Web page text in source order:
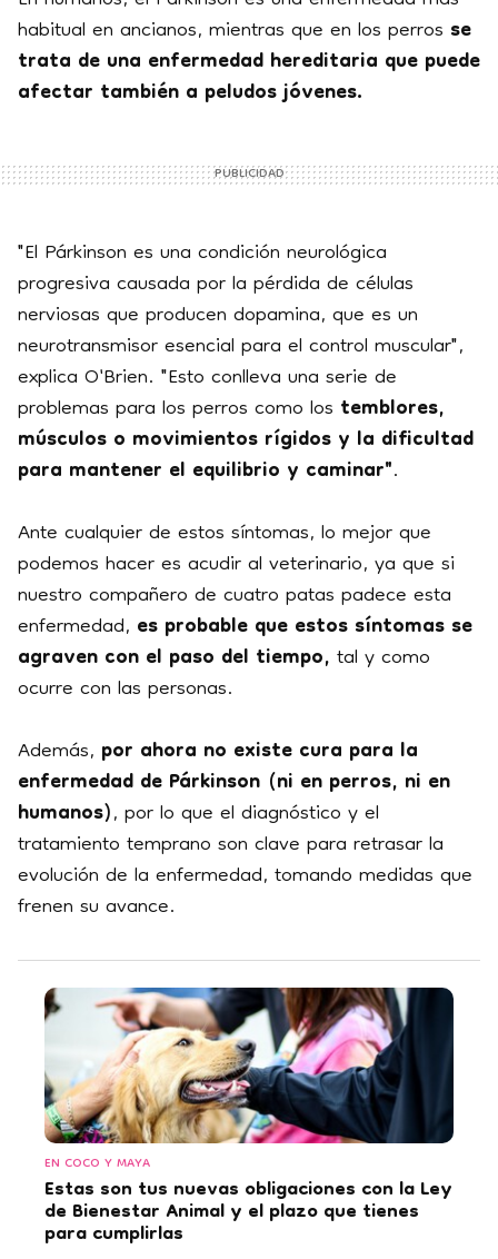
habitual en ancianos, mientras que en los perrosse
trata de una enfermedad hereditaria que puede
afectar también a peludos jóvenes.
"El Párkinson es una condición neurológica
progresiva causada por la pérdida de células
nerviosas que producen dopamina, que es un
neurotransmisor esencial para el control muscular",
explica O'Brien. "Esto conlleva una serie de
problemas para los perros como lostemblores,
músculos o movimientos rígidos y la dificultad
para mantener el equilibrio y caminar".
Ante cualquier de estos síntomas, lo mejor que
podemos hacer es acudir al veterinario, ya que si
nuestro compañero de cuatro patas padece esta
enfermedad,es probable que estos síntomas se
agraven con el paso del tiempo,tal y como
ocurre con las personas.
Además,por ahora no existe cura para la
enfermedad de Párkinson (ni en perros, ni en
humanos), por lo que el diagnóstico y el
tratamiento temprano son clave para retrasar la
evolución de la enfermedad, tomando medidas que
frenen su avance.
EN COCO Y MAYA
Estas son tus nuevas obligaciones con la Ley
de Bienestar Animal y el plazo que tienes
para cumplirlas